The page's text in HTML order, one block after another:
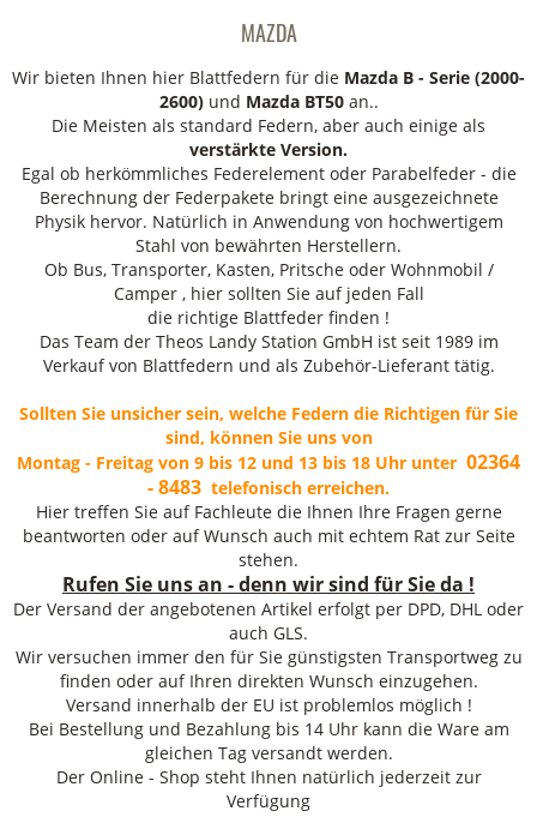
MAZDA
Wir bieten Ihnen hier Blattfedern für die Mazda B - Serie (2000-
2600)und Mazda BT50an..
Die Meisten als standard Federn, aber auch einige als
verstärkte Version.
Egal ob herkömmliches Federelement oder Parabelfeder - die
Berechnung der Federpakete bringt eine ausgezeichnete
Physik hervor. Natürlich in Anwendung von hochwertigem
Stahl von bewährten Herstellern.
Ob Bus, Transporter, Kasten, Pritsche oder Wohnmobil /
Camper , hier sollten Sie auf jeden Fall
die richtige Blattfeder finden !
Das Team der Theos Landy Station GmbH ist seit 1989 im
Verkauf von Blattfedern und als Zubehör-Lieferant tätig.
Sollten Sie unsicher sein, welche Federn die Richtigen für Sie
sind, können Sie uns von
Montag - Freitag von 9 bis 12 und 13 bis 18 Uhr unter 02364
- 8483 telefonisch erreichen.
Hier treffen Sie auf Fachleute die Ihnen Ihre Fragen gerne
beantworten oder auf Wunsch auch mit echtem Rat zur Seite
stehen.
Rufen Sie uns an - denn wir sind für Sie da !
Der Versand der angebotenen Artikel erfolgt per DPD, DHL oder
auch GLS.
Wir versuchen immer den für Sie günstigsten Transportweg zu
finden oder auf Ihren direkten Wunsch einzugehen.
Versand innerhalb der EU ist problemlos möglich !
Bei Bestellung und Bezahlung bis 14 Uhr kann die Ware am
gleichen Tag versandt werden.
Der Online - Shop steht Ihnen natürlich jederzeit zur
Verfügung